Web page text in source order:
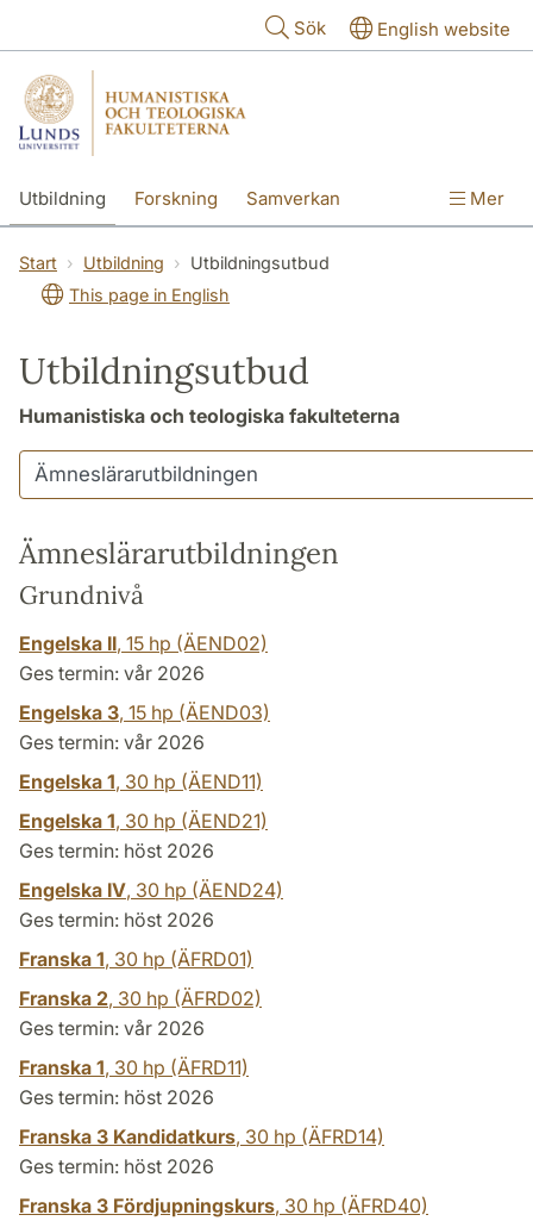
Sök English website
Utbildning Forskning Samverkan Mer
Start Utbildning
Utbildningsutbud
This page in English
Utbildningsutbud
Humanistiska och teologiska fakulteterna
Ämneslärarutbildningen
Grundnivå
Engelska II, 15 hp (ÄEND02)
Ges termin: vår 2026
Engelska 3, 15 hp (ÄEND03)
Ges termin: vår 2026
Engelska 1, 30 hp (ÄEND11)
Engelska 1, 30 hp (ÄEND21)
Ges termin: höst 2026
Engelska IV, 30 hp (ÄEND24)
Ges termin: höst 2026
Franska 1, 30 hp (ÄFRD01)
Franska 2, 30 hp (ÄFRD02)
Ges termin: vår 2026
Franska 1, 30 hp (ÄFRD11)
Ges termin: höst 2026
Franska 3 Kandidatkurs, 30 hp (ÄFRD14)
Ges termin: höst 2026
Franska 3 Fördjupningskurs, 30 hp (ÄFRD40)